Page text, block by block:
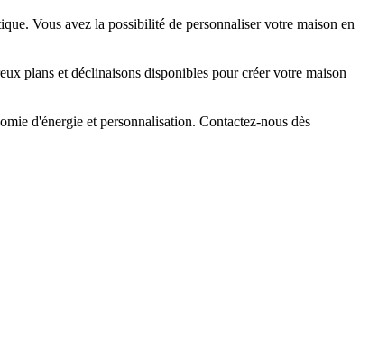
Vous avez la possibilité de personnaliser votre maison en
plans et déclinaisons disponibles pour créer votre maison
d'énergie et personnalisation. Contactez-nous dès